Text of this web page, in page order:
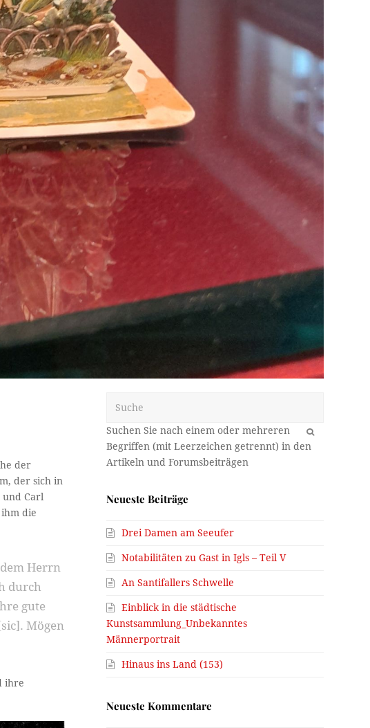
der
der sich in
Carl
die
Herrn
durch
gute
Mögen
ihre
OK
Neueste Beiträge
Drei Damen am Seeufer
Notabilitäten zu Gast in Igls – Teil V
An Santifallers Schwelle
Einblick in die städtische
Kunstsammlung_Unbekanntes
Männerportrait
Hinaus ins Land (153)
Neueste Kommentare